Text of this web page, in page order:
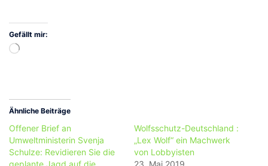
Gefällt mir:
Wird
Ähnliche Beiträge
Offener Brief an
Umweltministerin Svenja
Schulze: Revidieren Sie die
Wolfsschutz-Deutschland :
„Lex Wolf“ ein Machwerk
von Lobbyisten